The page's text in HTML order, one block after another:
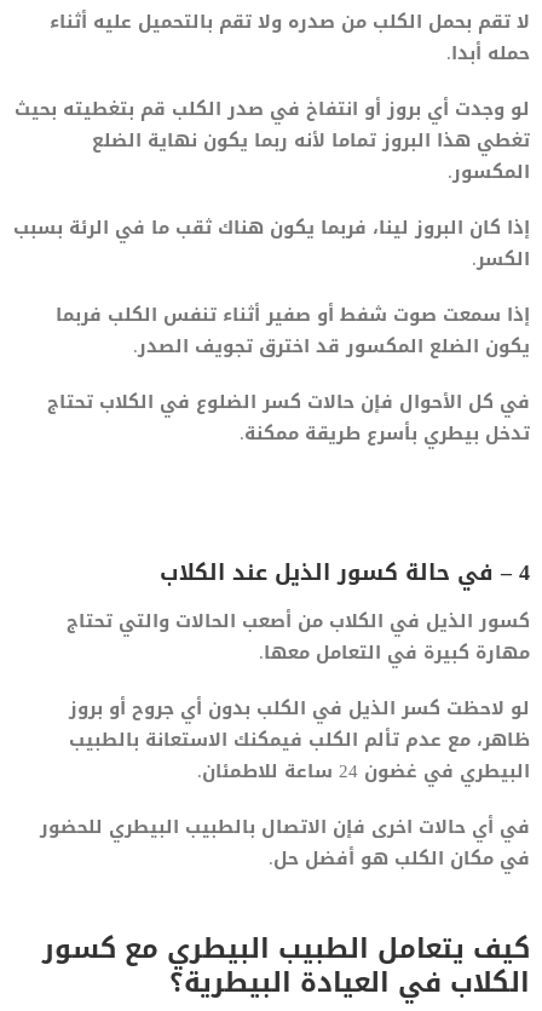
لا تقم بحمل الكلب من صدره ولا تقم بالتحميل عليه أثناء
حمله أبدا.
لو وجدت أي بروز أو انتفاخ في صدر الكلب قم بتغطيته بحيث
تغطي هذا البروز تماما لأنه ربما يكون نهاية الضلع
المكسور.
إذا كان البروز لينا، فربما يكون هناك ثقب ما في الرئة بسبب
الكسر.
إذا سمعت صوت شفط أو صفير أثناء تنفس الكلب فربما
يكون الضلع المكسور قد اخترق تجويف الصدر.
في كل الأحوال فإن حالات كسر الضلوع في الكلاب تحتاج
تدخل بيطري بأسرع طريقة ممكنة.
4 – في حالة كسور الذيل عند الكلاب
كسور الذيل في الكلاب من أصعب الحالات والتي تحتاج
مهارة كبيرة في التعامل معها.
لو لاحظت كسر الذيل في الكلب بدون أي جروح أو بروز
ظاهر، مع عدم تألم الكلب فيمكنك الاستعانة بالطبيب
البيطري في غضون 24 ساعة للاطمئان.
في أي حالات اخرى فإن الاتصال بالطبيب البيطري للحضور
في مكان الكلب هو أفضل حل.
كيف يتعامل الطبيب البيطري مع كسور
الكلاب في العيادة البيطرية؟